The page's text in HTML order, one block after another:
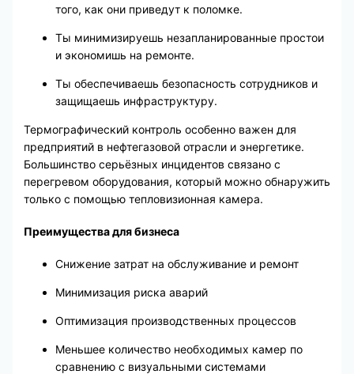
того, как они приведут к поломке.
Ты минимизируешь незапланированные простои
и экономишь на ремонте.
Ты обеспечиваешь безопасность сотрудников и
защищаешь инфраструктуру.
Термографический контроль особенно важен для
предприятий в нефтегазовой отрасли и энергетике.
Большинство серьёзных инцидентов связано с
перегревом оборудования, который можно обнаружить
только с помощью тепловизионная камера.
Преимущества для бизнеса
Снижение затрат на обслуживание и ремонт
Минимизация риска аварий
Оптимизация производственных процессов
Меньшее количество необходимых камер по
сравнению с визуальными системами